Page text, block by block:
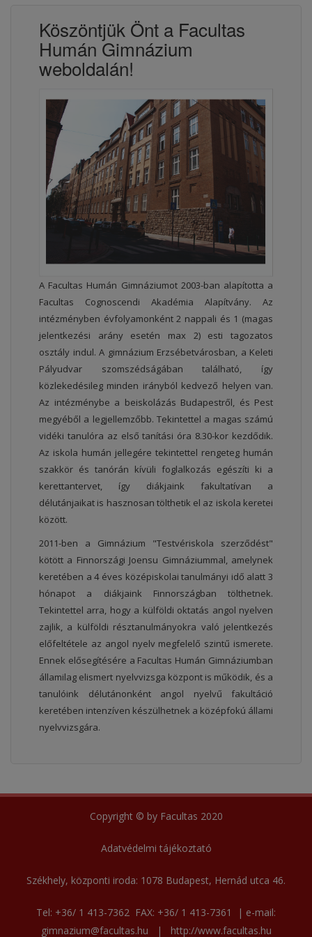
Köszöntjük Önt a Facultas
Humán Gimnázium
weboldalán!
A Facultas Humán Gimnáziumot 2003-ban alapította a
Facultas Cognoscendi Akadémia Alapítvány. Az
intézményben évfolyamonként 2 nappali és 1 (magas
jelentkezési arány esetén max 2) esti tagozatos
osztály indul. A gimnázium Erzsébetvárosban, a Keleti
Pályudvar szomszédságában található, így
közlekedésileg minden irányból kedvező helyen van.
Az intézménybe a beiskolázás Budapestről, és Pest
megyéből a legjellemzőbb. Tekintettel a magas számú
vidéki tanulóra az első tanítási óra 8.30-kor kezdődik.
Az iskola humán jellegére tekintettel rengeteg humán
szakkör és tanórán kívüli foglalkozás egészíti ki a
kerettantervet, így diákjaink fakultatívan a
délutánjaikat is hasznosan tölthetik el az iskola keretei
között.
2011-ben a Gimnázium "Testvériskola szerződést"
kötött a Finnországi Joensu Gimnáziummal, amelynek
keretében a 4 éves középiskolai tanulmányi idő alatt 3
hónapot a diákjaink Finnországban tölthetnek.
Tekintettel arra, hogy a külföldi oktatás angol nyelven
zajlik, a külföldi résztanulmányokra való jelentkezés
előfeltétele az angol nyelv megfelelő szintű ismerete.
Ennek elősegítésére a Facultas Humán Gimnáziumban
államilag elismert nyelvvizsga központ is működik, és a
tanulóink délutánonként angol nyelvű fakultáció
keretében intenzíven készülhetnek a középfokú állami
nyelvvizsgára.
Copyright © by Facultas 2020
Adatvédelmi tájékoztató
Székhely, központi iroda: 1078 Budapest, Hernád utca 46.
Tel: +36/ 1 413-7362 FAX: +36/ 1 413-7361
| e-mail:
gimnazium@facultas.hu | http://www.facultas.hu